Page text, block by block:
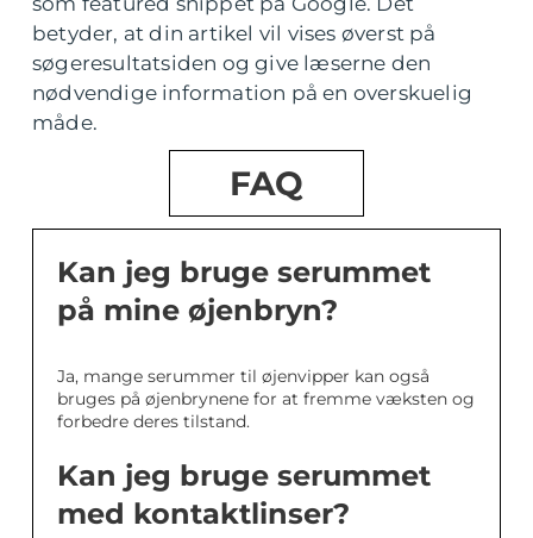
betyder, at din artikel vil vises øverst på
søgeresultatsiden og give læserne den
nødvendige information på en overskuelig
måde.
FAQ
Kan jeg bruge serummet
på mine øjenbryn?
Ja, mange serummer til øjenvipper kan også
bruges på øjenbrynene for at fremme væksten og
forbedre deres tilstand.
Kan jeg bruge serummet
med kontaktlinser?